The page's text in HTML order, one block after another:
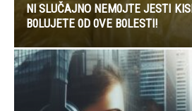
Nl SLUČAJNO NEM0JTE JESTI
B0LUJETE 0D 0VE B0LESTl!